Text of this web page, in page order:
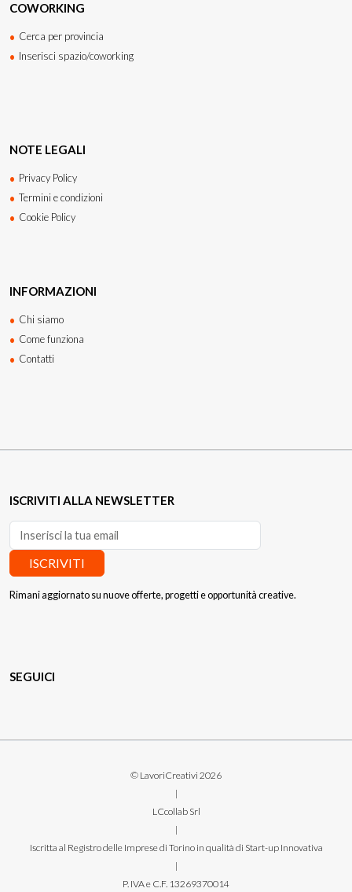
COWORKING
Cerca per provincia
Inserisci spazio/coworking
NOTE LEGALI
Privacy Policy
Termini e condizioni
Cookie Policy
INFORMAZIONI
Chi siamo
Come funziona
Contatti
ISCRIVITI ALLA NEWSLETTER
ISCRIVITI
Rimani aggiornato su nuove offerte, progetti e opportunità creative.
SEGUICI
© LavoriCreativi 2026
|
LCcollab Srl
|
Iscritta al Registro delle Imprese di Torino in qualità di Start-up Innovativa
|
P. IVA e C.F. 13269370014